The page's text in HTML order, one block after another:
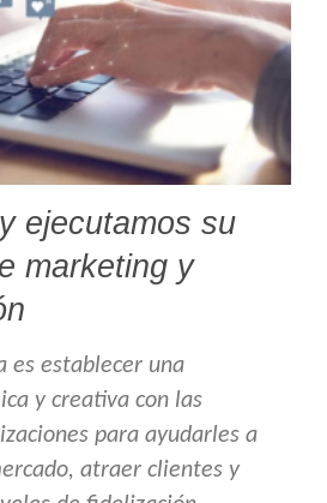
ejecutamos su
marketing y
es establecer una
y creativa con las
para ayudarles a
atraer clientes y